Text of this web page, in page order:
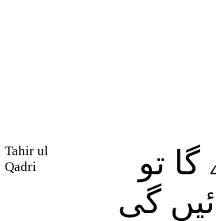
Tahir ul
Qadri
تو
گی